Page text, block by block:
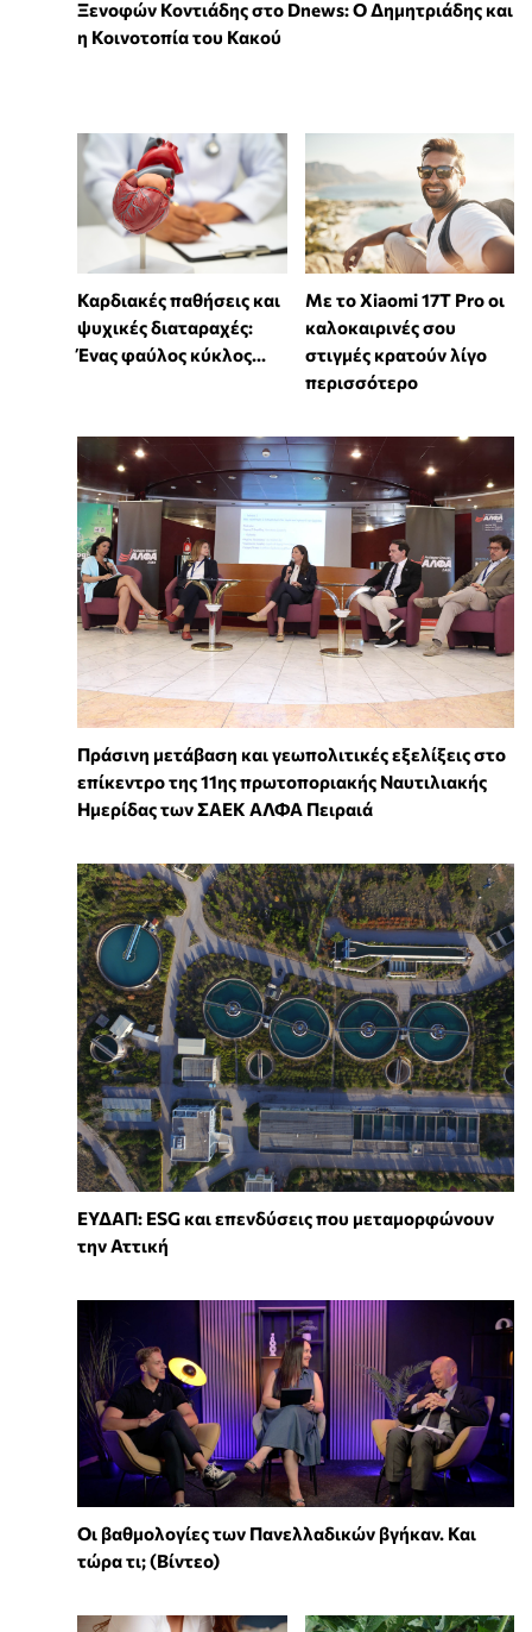
Ξενοφών Κοντιάδης στο Dnews: Ο Δημητριάδης και
η Κοινοτοπία του Κακού
Καρδιακές παθήσεις και
ψυχικές διαταραχές:
Ένας φαύλος κύκλος...
Με το Xiaomi 17T Pro οι
καλοκαιρινές σου
στιγμές κρατούν λίγο
περισσότερο
Πράσινη μετάβαση και γεωπολιτικές εξελίξεις στο
επίκεντρο της 11ης πρωτοποριακής Ναυτιλιακής
Ημερίδας των ΣΑΕΚ ΑΛΦΑ Πειραιά
ΕΥΔΑΠ: ESG και επενδύσεις που μεταμορφώνουν
την Αττική
Οι βαθμολογίες των Πανελλαδικών βγήκαν. Και
τώρα τι; (Βίντεο)